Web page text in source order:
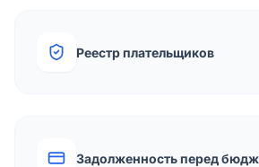
Реестр плательщиков
Задолженность перед